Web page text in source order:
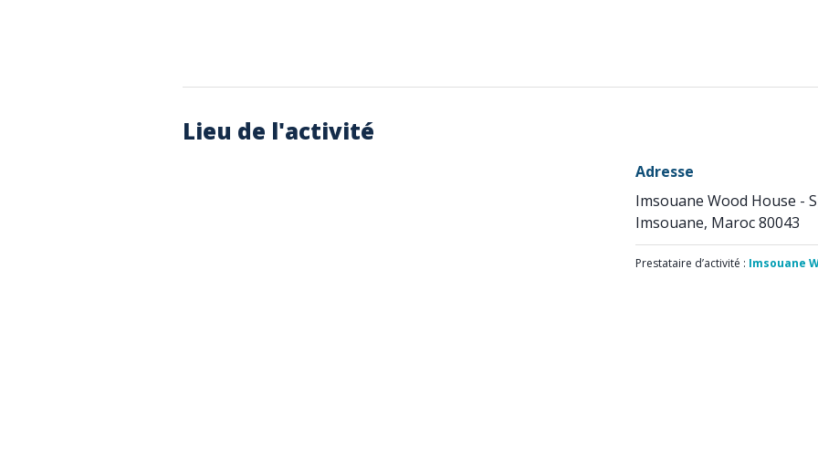
Lieu de l'activité
Adresse
Imsouane Wood House -
Imsouane, Maroc 80043
Prestataire d’activité : Imsouane